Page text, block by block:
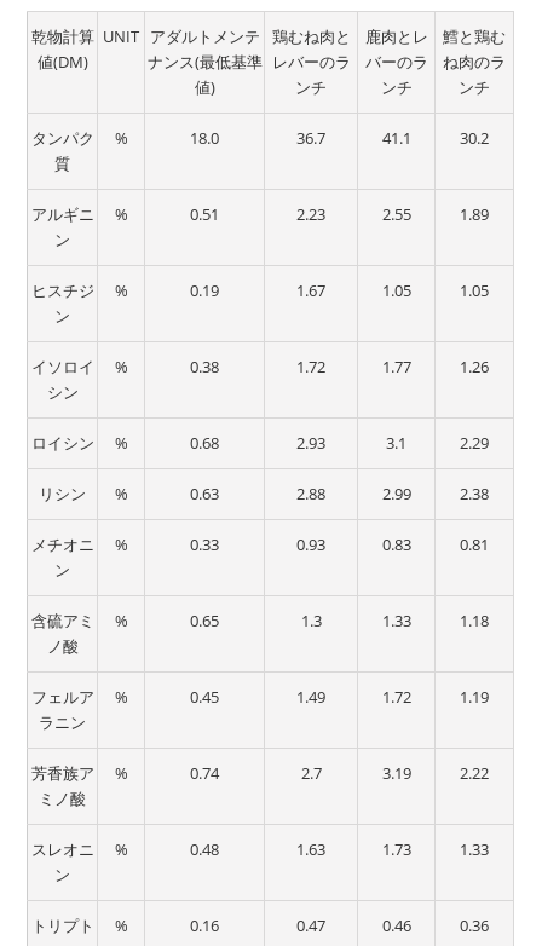
乾物計算
値(DM)
UNIT アダルトメンテ
ナンス(最低基準
値)
鶏むね肉と
レバーのラ
ンチ
鹿肉とレ
バーのラ
ンチ
鱈と鶏む
ね肉のラ
ンチ
タンパク
質
% 18.0 36.7 41.1 30.2
アルギニ
ン
% 0.51 2.23 2.55 1.89
ヒスチジ
ン
% 0.19 1.67 1.05 1.05
イソロイ
シン
% 0.38 1.72 1.77 1.26
ロイシン % 0.68 2.93 3.1 2.29
リシン % 0.63 2.88 2.99 2.38
メチオニ
ン
% 0.33 0.93 0.83 0.81
含硫アミ
ノ酸
% 0.65 1.3 1.33 1.18
フェルア
ラニン
% 0.45 1.49 1.72 1.19
芳香族ア
ミノ酸
% 0.74 2.7 3.19 2.22
スレオニ
ン
% 0.48 1.63 1.73 1.33
トリプト
% 0.16 0.47 0.46 0.36